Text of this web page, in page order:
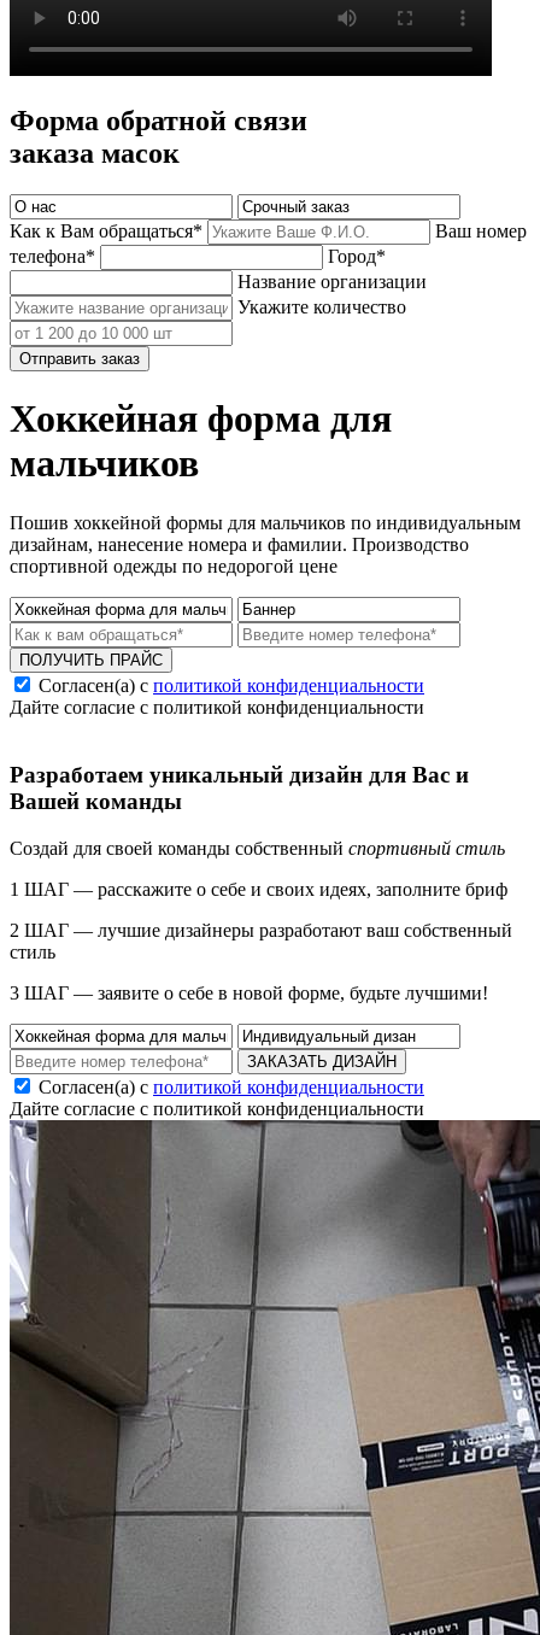
Форма обратной связи
заказа масок
Как к Вам обращаться*
Ваш номер
телефона*
Город*
Название организации
Укажите количество
Отправить заказ
Хоккейная форма для
мальчиков
Пошив хоккейной формы для мальчиков по индивидуальным
дизайнам, нанесение номера и фамилии. Производство
спортивной одежды по недорогой цене
ПОЛУЧИТЬ ПРАЙС
Согласен(а) с политикой конфиденциальности
Дайте согласие с политикой конфиденциальности
Разработаем уникальный дизайн для Вас и
Вашей команды
Создай для своей команды собственный спортивный стиль
1 ШАГ — расскажите о себе и своих идеях, заполните бриф
2 ШАГ — лучшие дизайнеры разработают ваш собственный
стиль
3 ШАГ — заявите о себе в новой форме, будьте лучшими!
ЗАКАЗАТЬ ДИЗАЙН
Согласен(а) с политикой конфиденциальности
Дайте согласие с политикой конфиденциальности